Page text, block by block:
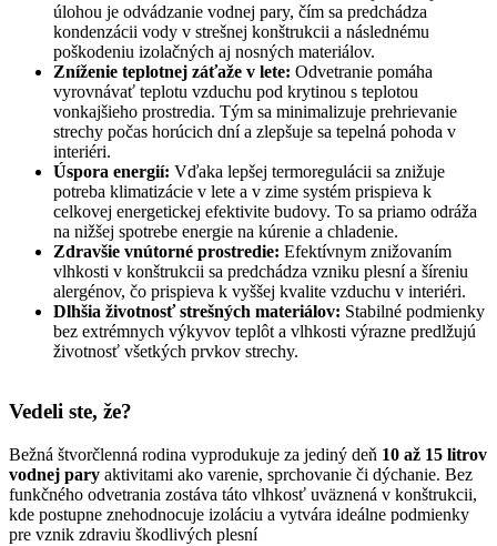
úlohou je odvádzanie vodnej pary, čím sa predchádza
kondenzácii vody v strešnej konštrukcii a následnému
poškodeniu izolačných aj nosných materiálov.
Zníženie teplotnej záťaže v lete: Odvetranie pomáha
vyrovnávať teplotu vzduchu pod krytinou s teplotou
vonkajšieho prostredia. Tým sa minimalizuje prehrievanie
strechy počas horúcich dní a zlepšuje sa tepelná pohoda v
interiéri.
Úspora energií: Vďaka lepšej termoregulácii sa znižuje
potreba klimatizácie v lete a v zime systém prispieva k
celkovej energetickej efektivite budovy. To sa priamo odráža
na nižšej spotrebe energie na kúrenie a chladenie.
Zdravšie vnútorné prostredie: Efektívnym znižovaním
vlhkosti v konštrukcii sa predchádza vzniku plesní a šíreniu
alergénov, čo prispieva k vyššej kvalite vzduchu v interiéri.
Dlhšia životnosť strešných materiálov: Stabilné podmienky
bez extrémnych výkyvov teplôt a vlhkosti výrazne predlžujú
životnosť všetkých prvkov strechy.
Vedeli ste, že?
Bežná štvorčlenná rodina vyprodukuje za jediný deň 10 až 15 litrov
vodnej pary aktivitami ako varenie, sprchovanie či dýchanie. Bez
funkčného odvetrania zostáva táto vlhkosť uväznená v konštrukcii,
kde postupne znehodnocuje izoláciu a vytvára ideálne podmienky
pre vznik zdraviu škodlivých plesní